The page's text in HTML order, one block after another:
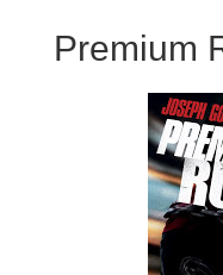
Premium